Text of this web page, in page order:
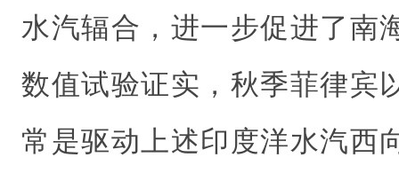
水汽辐合，进一步促进了南
数值试验证实，秋季菲律宾
常是驱动上述印度洋水汽西